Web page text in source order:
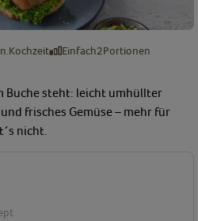
Kochzeit Einfach2Portionen
Buche steht: leicht umhüllter
frisches Gemüse – mehr für
nicht.